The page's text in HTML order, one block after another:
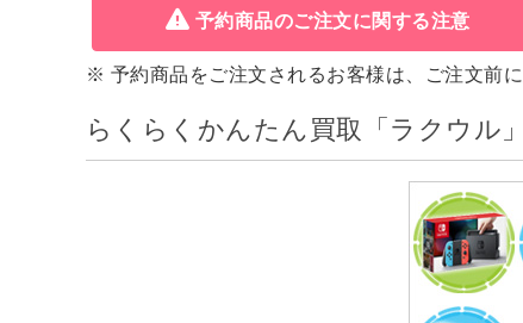
予約商品のご注文に関する注意
※ 予約商品をご注文されるお客様は、ご注文前に
らくらくかんたん買取「ラクウル」